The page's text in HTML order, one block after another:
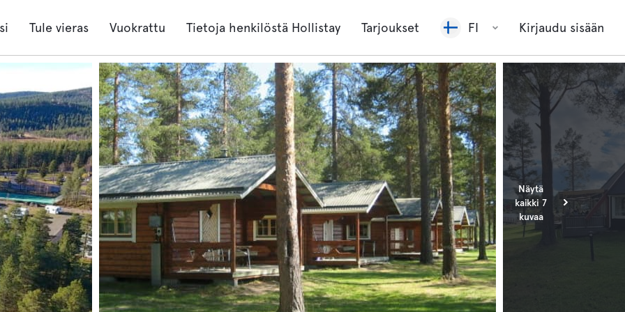
Tule vieras Vuokrattu Tietoja henkilöstä Hollistay Tarjoukset FI Kirjaudu sisään
Näytä
kaikki 7
kuvaa